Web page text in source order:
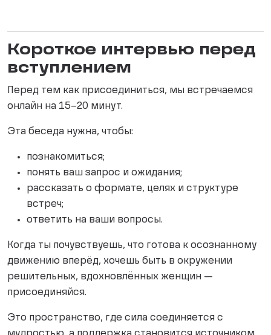
Короткое интервью перед
вступлением
Перед тем как присоединиться, мы встречаемся
онлайн на 15–20 минут.
Эта беседа нужна, чтобы:
познакомиться;
понять ваш запрос и ожидания;
рассказать о формате, целях и структуре
встреч;
ответить на ваши вопросы.
Когда ты почувствуешь, что готова к осознанному
движению вперёд, хочешь быть в окружении
решительных, вдохновлённых женщин —
присоединяйся.
Это пространство, где сила соединяется с